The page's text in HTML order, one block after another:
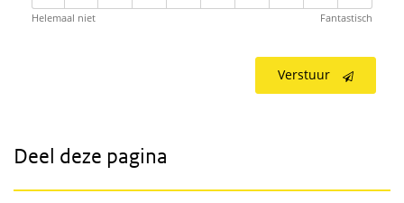
Helemaal niet Fantastisch
Verstuur
Deel deze pagina